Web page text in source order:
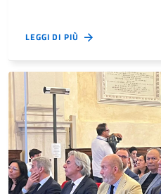
LEGGI DI PIÙ